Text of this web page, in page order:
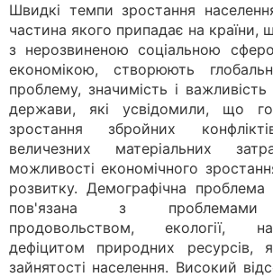
Швидкі темпи зростання
частина якого припадає на країни,
з нерозвиненою соціальною
економікою, створюють
проблему, значимість і важливість
держави, які усвідомили, що
зростання збройних
величезних матеріальних
можливості економічного
розвитку. Демографічна
пов'язана з проблемами
продовольством, екології,
дефіцитом природних ресурсів,
зайнятості населення. Високий